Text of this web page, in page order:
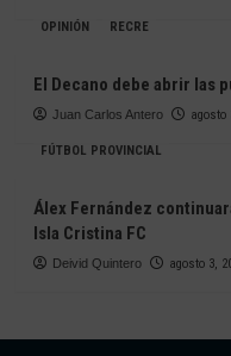
OPINIÓN RECRE
El Decano debe abrir las
Juan Carlos Antero agosto
FÚTBOL PROVINCIAL
Álex Fernández
Isla Cristina FC
Deivid Quintero agosto 3,